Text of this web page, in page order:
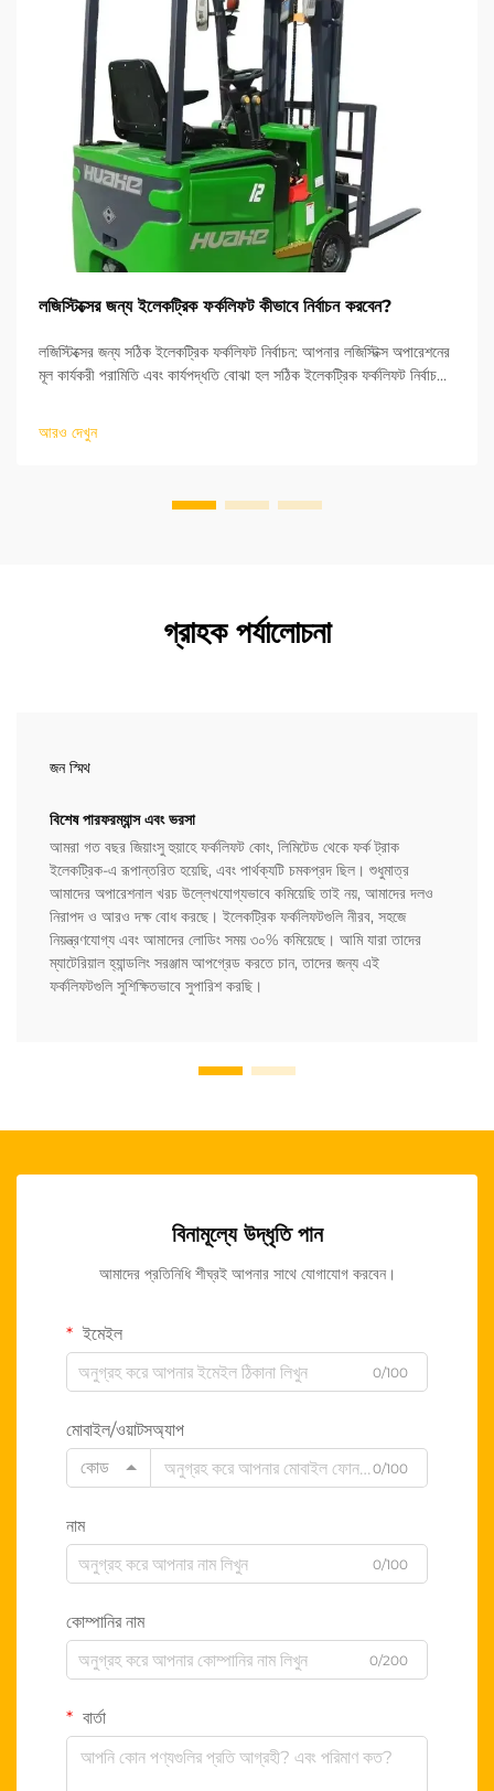
লজিস্টিক্সের জন্য ইলেকট্রিক ফর্কলিফট কীভাবে নির্বাচন করবেন?
লজিস্টিক্সের জন্য সঠিক ইলেকট্রিক ফর্কলিফট নির্বাচন: আপনার লজিস্টিক্স অপারেশনের
মূল কার্যকরী পরামিতি এবং কার্যপদ্ধতি বোঝা হল সঠিক ইলেকট্রিক ফর্কলিফট নির্বাচনের
আরও দেখুন
গ্রাহক পর্যালোচনা
জন স্মিথ
বিশেষ পারফরম্যান্স এবং ভরসা
আমরা গত বছর জিয়াংসু হুয়াহে ফর্কলিফট কোং, লিমিটেড থেকে ফর্ক ট্রাক
ইলেকট্রিক-এ রূপান্তরিত হয়েছি, এবং পার্থক্যটি চমকপ্রদ ছিল। শুধুমাত্র
আমাদের অপারেশনাল খরচ উল্লেখযোগ্যভাবে কমিয়েছি তাই নয়, আমাদের দলও
নিরাপদ ও আরও দক্ষ বোধ করছে। ইলেকট্রিক ফর্কলিফটগুলি নীরব, সহজে
নিয়ন্ত্রণযোগ্য এবং আমাদের লোডিং সময় ৩০% কমিয়েছে। আমি যারা তাদের
ম্যাটেরিয়াল হ্যান্ডলিং সরঞ্জাম আপগ্রেড করতে চান, তাদের জন্য এই
ফর্কলিফটগুলি সুশিক্ষিতভাবে সুপারিশ করছি।
বিনামূল্যে উদ্ধৃতি পান
আমাদের প্রতিনিধি শীঘ্রই আপনার সাথে যোগাযোগ করবেন।
ইমেইল
0/100
মোবাইল/ওয়াটসঅ্যাপ
কোড
0/100
নাম
0/100
কোম্পানির নাম
0/200
বার্তা